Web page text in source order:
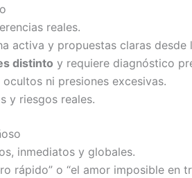
reales.
activa y propuestas claras desde
distinto y requiere diagnóstico
ni presiones excesivas.
y riesgos reales.
inmediatos y globales.
rápido” o “el amor imposible en